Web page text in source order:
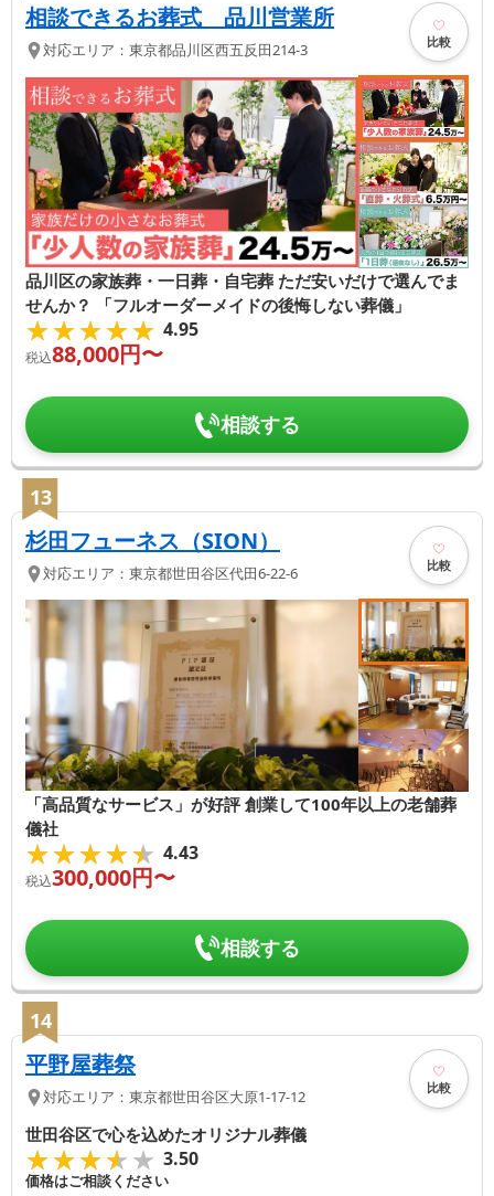
相談できるお葬式 品川営業所
対応エリア： 東京都品川区西五反田214-3 比較
品川区の家族葬・一日葬・自宅葬 ただ安いだけで選んでま
せんか？ 「フルオーダーメイドの後悔しない葬儀」
★★★★★
★★★★★ 4.95
税込88,000円〜
相談する
13
杉田フューネス（SION）
対応エリア： 東京都世田谷区代田6-22-6 比較
「高品質なサービス」が好評 創業して100年以上の老舗葬
儀社
★★★★★
★★★★★ 4.43
税込300,000円〜
相談する
14
平野屋葬祭
対応エリア： 東京都世田谷区大原1-17-12 比較
世田谷区で心を込めたオリジナル葬儀
★★★★★
★★★★★ 3.50
価格はご相談ください